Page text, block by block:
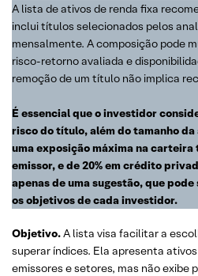
A lista de ativos de renda fixa
inclui títulos selecionados pelos
mensalmente. A composição pode
risco-retorno avaliada e
remoção de um título não implica
É essencial que o investidor
risco do título, além do tamanho
uma exposição máxima na carteira
emissor, e de 20% em crédito
apenas de uma sugestão, que
os objetivos de cada investidor.
Objetivo.A lista visa facilitar a
superar índices. Ela apresenta
emissores e setores, mas não exibe